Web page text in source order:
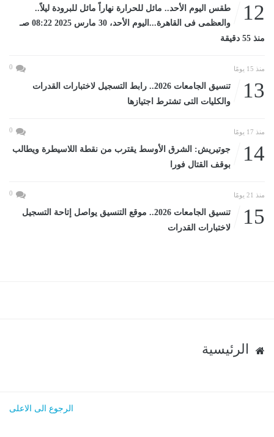
12
طقس اليوم الأحد.. مائل للحرارة نهاراً مائل للبرودة ليلاً..
والعظمى فى القاهرة...اليوم الأحد، 30 مارس 2025 08:22 صـ
منذ 55 دقيقة
منذ 15 يومًا 0
13
تنسيق الجامعات 2026.. رابط التسجيل لاختبارات القدرات
والكليات التى تشترط اجتيازها
منذ 17 يومًا 0
14
جوتيريش: الشرق الأوسط يقترب من نقطة اللاسيطرة ويطالب
بوقف القتال فورا
منذ 21 يومًا 0
15
تنسيق الجامعات 2026.. موقع التنسيق يواصل إتاحة التسجيل
لاختبارات القدرات
الرئيسية
الرجوع الى الاعلى